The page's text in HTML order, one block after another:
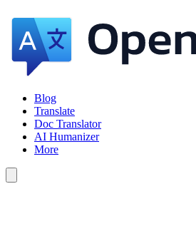
Blog
Translate
Doc Translator
AI Humanizer
More